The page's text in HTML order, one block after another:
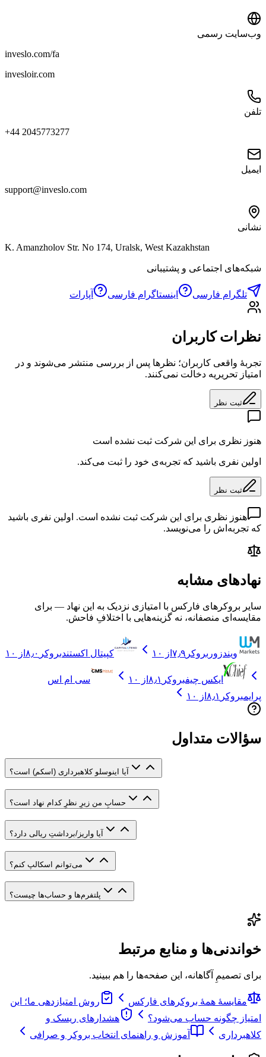
وب‌سایت رسمی
inveslo.com/fa
invesloir.com
تلفن
+44 2045773277
ایمیل
support@inveslo.com
نشانی
K. Amanzholov Str. No 174, Uralsk, West Kazakhstan
شبکه‌های اجتماعی و پشتیبانی
تلگرام فارسی اینستاگرام فارسی آپارات
نظرات کاربران
تجربهٔ واقعی کاربران؛ نظرها پس از بررسی منتشر می‌شوند و در
امتیاز تحریریه دخالت نمی‌کنند.
ثبت نظر
هنوز نظری برای این شرکت ثبت نشده است
اولین نفری باشید که تجربه‌ی خود را ثبت می‌کند.
ثبت نظر
هنوز نظری برای این شرکت ثبت نشده است. اولین نفری باشید
که تجربه‌اش را می‌نویسد.
نهادهای مشابه
سایر بروکرهای فارکس با امتیازی نزدیک به این نهاد — برای
مقایسه‌ای منصفانه، نه گزینه‌هایی با اختلافِ فاحش.
ویندزور بروکر ۷٫۹ از ۱۰ کپیتال اکستندبروکر ۸٫۰ از ۱۰
ایکس چیفبروکر ۸٫۱ از ۱۰
سی ام اس
پرایمبروکر ۸٫۱ از ۱۰
سؤالات متداول
آیا اینوسلو کلاهبرداری (اسکم) است؟
حسابِ من زیرِ نظرِ کدام نهاد است؟
آیا واریز/برداشتِ ریالی دارد؟
می‌توانم اسکالپ کنم؟
پلتفرم‌ها و حساب‌ها چیست؟
خواندنی‌ها و منابع مرتبط
برای تصمیمِ آگاهانه، این صفحه‌ها را هم ببینید.
مقایسهٔ همهٔ بروکرهای فارکس
روش امتیازدهی ما؛ این
امتیاز چگونه حساب می‌شود؟
هشدارهای ریسک و
کلاهبرداری
آموزش و راهنمای انتخاب بروکر و صرافی